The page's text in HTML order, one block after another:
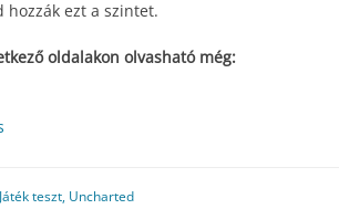
hozzák ezt a szintet.
oldalakon olvasható még:
Játék teszt, Uncharted